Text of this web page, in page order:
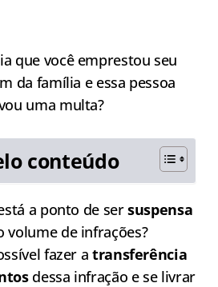
que você emprestou seu
da família e essa pessoa
uma multa?
conteúdo
a ponto de sersuspensa
volume de infrações?
fazer a transferência
dessa infração e se livrar